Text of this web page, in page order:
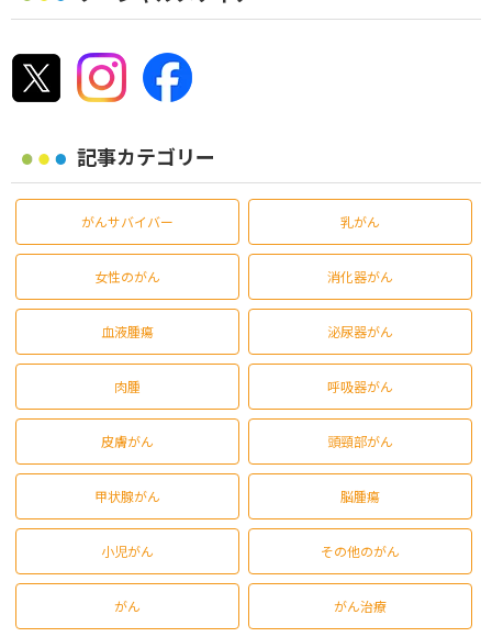
記事カテゴリー
がんサバイバー 乳がん
女性のがん 消化器がん
血液腫瘍 泌尿器がん
肉腫 呼吸器がん
皮膚がん 頭頸部がん
甲状腺がん 脳腫瘍
小児がん その他のがん
がん がん治療